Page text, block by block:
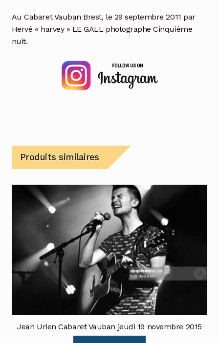
Au Cabaret Vauban Brest, le 29 septembre 2011 par
Hervé « harvey » LE GALL photographe Cinquième
nuit.
Produits similaires
Jean Urien Cabaret Vauban jeudi 19 novembre 2015